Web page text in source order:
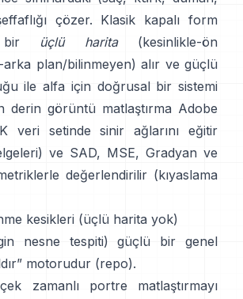
çözer. Klasik kapalı form
bir üçlü harita(kesinlikle-ön
arka plan/bilinmeyen) alır ve güçlü
ile alfa için doğrusal bir sistemi
derin görüntü matlaştırma Adobe
veri setinde sinir ağlarını eğitir
) ve SAD, MSE, Gradyan ve
değerlendirilir (kıyaslama
kesikleri (üçlü harita yok)
nesne tespiti) güçlü bir genel
motorudur (repo).
zamanlı portre matlaştırmayı